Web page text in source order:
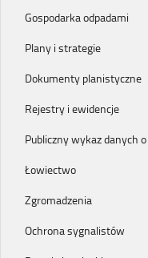
Gospodarka odpadami
Plany i strategie
Dokumenty planistyczne
Rejestry i ewidencje
Publiczny wykaz danych
Łowiectwo
Zgromadzenia
Ochrona sygnalistów